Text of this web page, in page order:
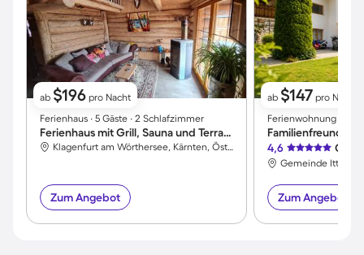
ab $196 pro Nacht
Ferienhaus ∙ 5 Gäste ∙ 2 Schlafzimmer
Ferienhaus mit Grill, Sauna und Terrasse
Klagenfurt am Wörthersee, Kärnten, Österreich
Zum Angebot
ab $147 pro Nacht
Ferienwohnung ∙ 3
4,6
Gemeinde Itter,
Zum Angebot